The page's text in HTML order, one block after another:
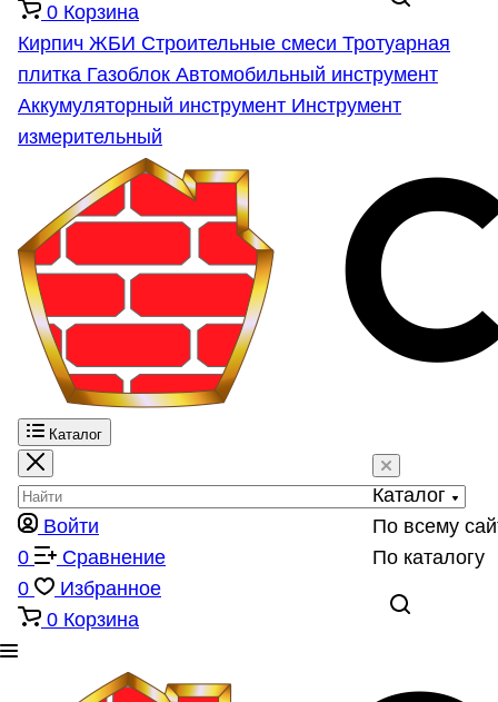
0 Корзина
Кирпич ЖБИ Строительные смеси Тротуарная
плитка Газоблок Автомобильный инструмент
Аккумуляторный инструмент Инструмент
измерительный
Каталог
Каталог
По всему
По каталогу
Войти
0
Сравнение
0
Избранное
0 Корзина